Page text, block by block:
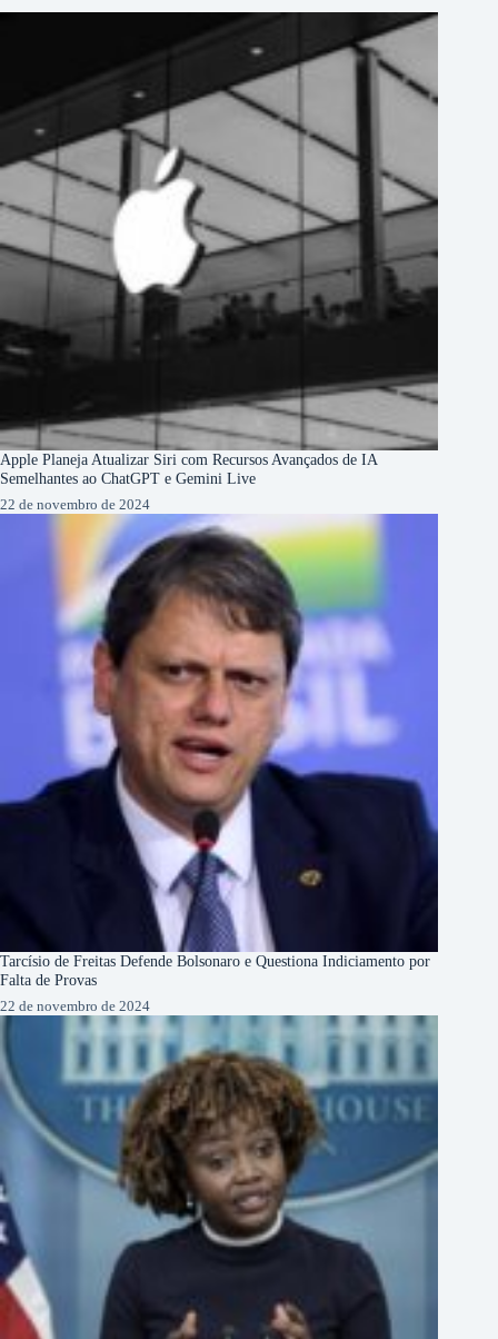
Apple Planeja Atualizar Siri com Recursos Avançados de IA
Semelhantes ao ChatGPT e Gemini Live
22 de novembro de 2024
Tarcísio de Freitas Defende Bolsonaro e Questiona Indiciamento por
Falta de Provas
22 de novembro de 2024